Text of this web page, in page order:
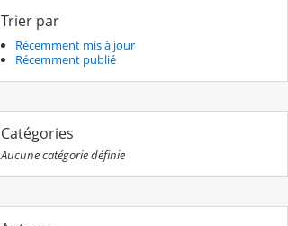
Trier par
Récemment mis à jour
Récemment publié
Catégories
Aucune catégorie définie